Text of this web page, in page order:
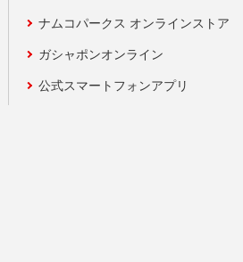
ナムコパークス オンラインストア
ガシャポンオンライン
公式スマートフォンアプリ